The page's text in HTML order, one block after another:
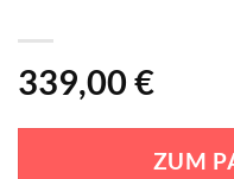
339,00 €
ZUM